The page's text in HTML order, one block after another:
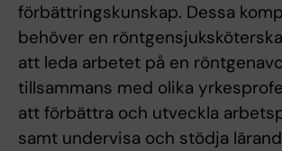
förbättringskunskap. Dessa
behöver en
att leda arbetet på en
tillsammans med olika
att förbättra och utveckla
samt undervisa och stödja